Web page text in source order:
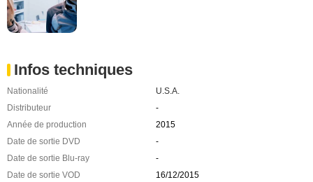
Infos techniques
Nationalité
U.S.A.
Distributeur
-
Année de production
2015
Date de sortie DVD
-
Date de sortie Blu-ray
-
Date de sortie VOD
16/12/2015